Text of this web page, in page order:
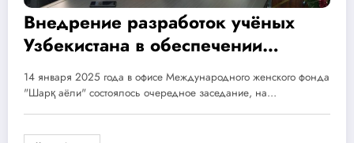
Внедрение разработок учёных
Узбекистана в обеспечении
населения чистой водой
14 января 2025 года в офисе Международного женского фонда
"Шарқ аёли" состоялось очередное заседание, на…